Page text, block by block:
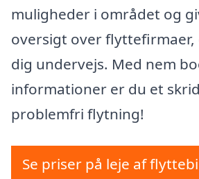
muligheder i området og
oversigt over
dig undervejs. Med nem
informationer er du et
problemfri flytning!
Se priser på leje af